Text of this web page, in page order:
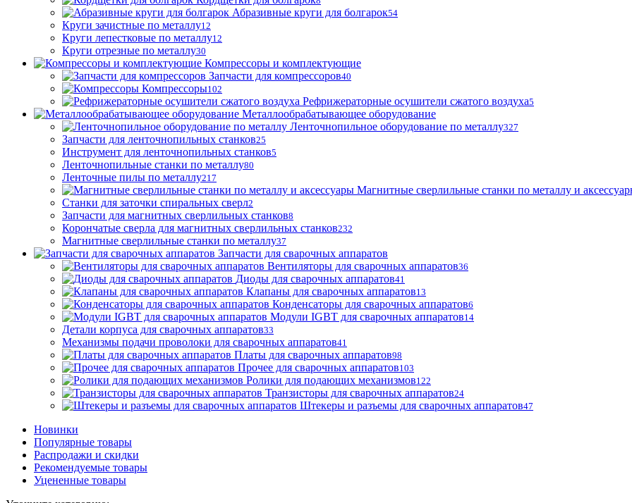
Абразивные круги для болгарок54
Круги зачистные по металлу12
Круги лепестковые по металлу12
Круги отрезные по металлу30
Компрессоры и комплектующие
Запчасти для компрессоров40
Компрессоры102
Рефрижераторные осушители сжатого воздуха5
Металлообрабатывающее оборудование
Ленточнопильное оборудование по металлу327
Запчасти для ленточнопильных станков25
Инструмент для ленточнопильных станков5
Ленточнопильные станки по металлу80
Ленточные пилы по металлу217
Магнитные сверлильные станки по металлу и
Станки для заточки спиральных сверл2
Запчасти для магнитных сверлильных станков8
Корончатые сверла для магнитных сверлильных станков232
Магнитные сверлильные станки по металлу37
Запчасти для сварочных аппаратов
Вентиляторы для сварочных аппаратов36
Диоды для сварочных аппаратов41
Клапаны для сварочных аппаратов13
Конденсаторы для сварочных аппаратов6
Модули IGBT для сварочных аппаратов14
Детали корпуса для сварочных аппаратов33
Механизмы подачи проволоки для сварочных аппаратов41
Платы для сварочных аппаратов98
Прочее для сварочных аппаратов103
Ролики для подающих механизмов122
Транзисторы для сварочных аппаратов24
Штекеры и разъемы для сварочных аппаратов47
Новинки
Популярные товары
Распродажи и скидки
Рекомендуемые товары
Уцененные товары